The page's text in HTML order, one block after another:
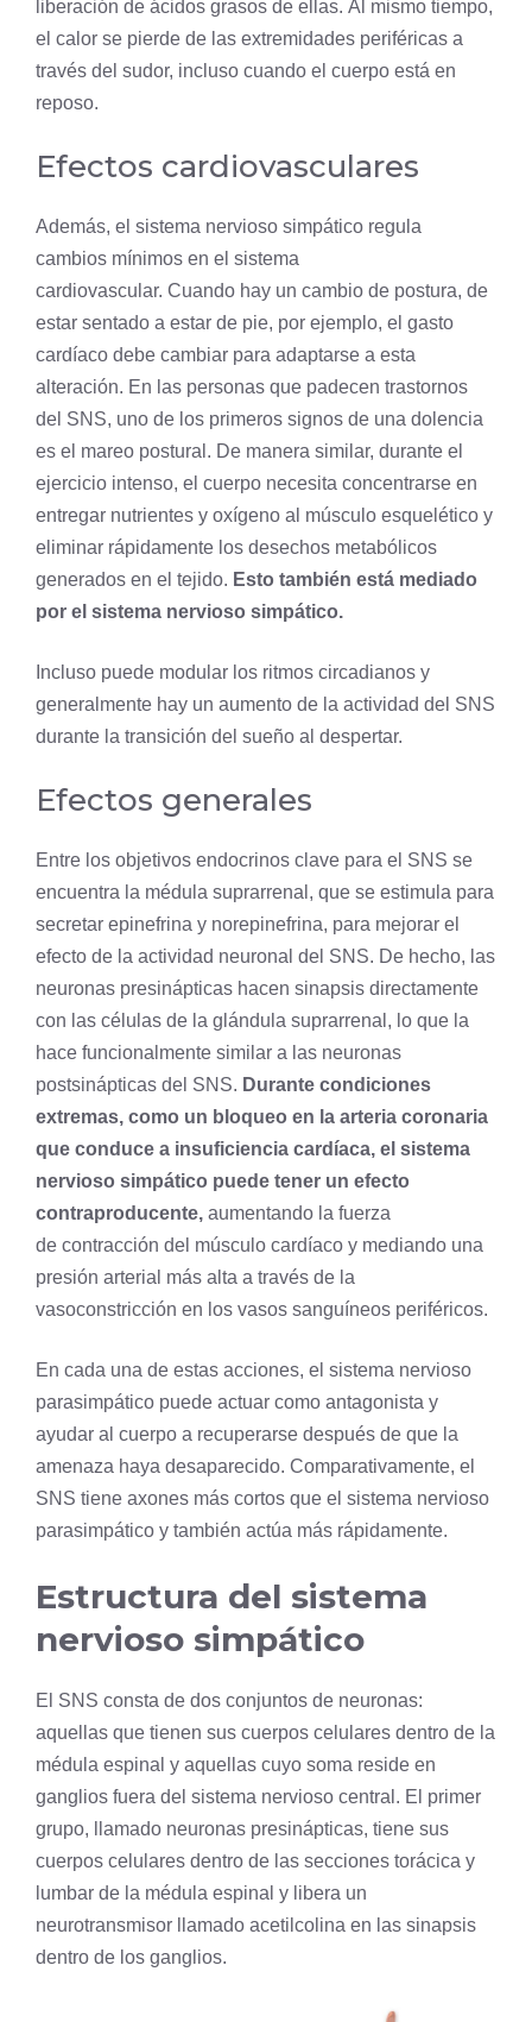
liberación de ácidos grasos de ellas. Al mismo tiempo,
el calor se pierde de las extremidades periféricas a
través del sudor, incluso cuando el cuerpo está en
reposo.
Efectos cardiovasculares
Además, el sistema nervioso simpático regula
cambios mínimos en el sistema
cardiovascular. Cuando hay un cambio de postura, de
estar sentado a estar de pie, por ejemplo, el gasto
cardíaco debe cambiar para adaptarse a esta
alteración. En las personas que padecen trastornos
del SNS, uno de los primeros signos de una dolencia
es el mareo postural. De manera similar, durante el
ejercicio intenso, el cuerpo necesita concentrarse en
entregar nutrientes y oxígeno al músculo esquelético y
eliminar rápidamente los desechos metabólicos
generados en el tejido. Esto también está mediado
por el sistema nervioso simpático.
Incluso puede modular los ritmos circadianos y
generalmente hay un aumento de la actividad del SNS
durante la transición del sueño al despertar.
Efectos generales
Entre los objetivos endocrinos clave para el SNS se
encuentra la médula suprarrenal, que se estimula para
secretar epinefrina y norepinefrina, para mejorar el
efecto de la actividad neuronal del SNS. De hecho, las
neuronas presinápticas hacen sinapsis directamente
con las células de la glándula suprarrenal , lo que la
hace funcionalmente similar a las neuronas
postsinápticas del SNS. Durante condiciones
extremas, como un bloqueo en la arteria coronaria
que conduce a insuficiencia cardíaca, el sistema
nervioso simpático puede tener un efecto
contraproducente, aumentando la fuerza
de contracción del músculo cardíaco y mediando una
presión arterial más alta a través de la
vasoconstricción en los vasos sanguíneos periféricos.
En cada una de estas acciones, el sistema nervioso
parasimpático puede actuar como antagonista y
ayudar al cuerpo a recuperarse después de que la
amenaza haya desaparecido. Comparativamente, el
SNS tiene axones más cortos que el sistema nervioso
parasimpático y también actúa más rápidamente.
Estructura del sistema
nervioso simpático
El SNS consta de dos conjuntos de neuronas:
aquellas que tienen sus cuerpos celulares dentro de la
médula espinal y aquellas cuyo soma reside en
ganglios fuera del sistema nervioso central . El primer
grupo, llamado neuronas presinápticas, tiene sus
cuerpos celulares dentro de las secciones torácica y
lumbar de la médula espinal y libera un
neurotransmisor llamado acetilcolina en las sinapsis
dentro de los ganglios.